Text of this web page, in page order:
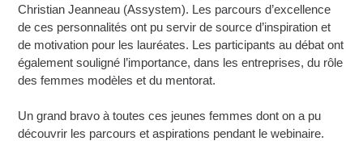
Christian Jeanneau (Assystem). Les parcours d’excellence
de ces personnalités ont pu servir de source d’inspiration et
de motivation pour les lauréates. Les participants au débat ont
également souligné l’importance, dans les entreprises, du rôle
des femmes modèles et du mentorat.
Un grand bravo à toutes ces jeunes femmes dont on a pu
découvrir les parcours et aspirations pendant le webinaire.